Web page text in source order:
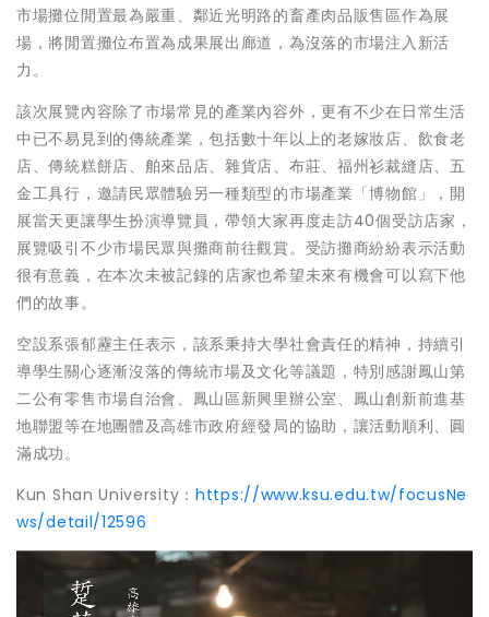
市場攤位閒置最為嚴重、鄰近光明路的畜產肉品販售區作為展
場，將閒置攤位布置為成果展出廊道，為沒落的市場注入新活
力。
該次展覽內容除了市場常見的產業內容外，更有不少在日常生活
中已不易見到的傳統產業，包括數十年以上的老嫁妝店、飲食老
店、傳統糕餅店、舶來品店、雜貨店、布莊、福州衫裁縫店、五
金工具行，邀請民眾體驗另一種類型的市場產業「博物館」，開
展當天更讓學生扮演導覽員，帶領大家再度走訪40個受訪店家，
展覽吸引不少市場民眾與攤商前往觀賞。受訪攤商紛紛表示活動
很有意義，在本次未被記錄的店家也希望未來有機會可以寫下他
們的故事。
空設系張郁靂主任表示，該系秉持大學社會責任的精神，持續引
導學生關心逐漸沒落的傳統市場及文化等議題，特別感謝鳳山第
二公有零售市場自治會、鳳山區新興里辦公室、鳳山創新前進基
地聯盟等在地團體及高雄市政府經發局的協助，讓活動順利、圓
滿成功。
Kun Shan University： https://www.ksu.edu.tw/focusNe
ws/detail/12596